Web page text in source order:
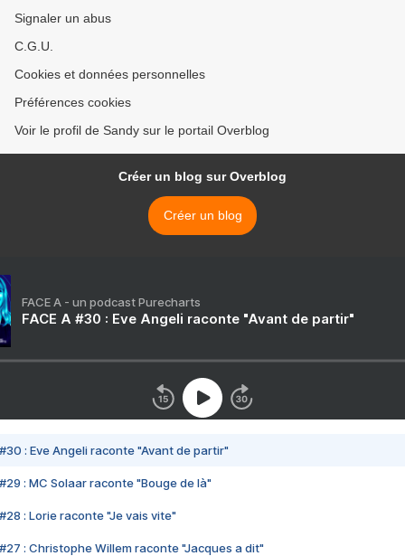
Signaler un abus
C.G.U.
Cookies et données personnelles
Préférences cookies
Voir le profil de Sandy sur le portail Overblog
Créer un blog sur Overblog
Créer un blog
FACE A - un podcast Purecharts
FACE A #30 : Eve Angeli raconte "Avant de partir"
#30 : Eve Angeli raconte "Avant de partir"
#29 : MC Solaar raconte "Bouge de là"
#28 : Lorie raconte "Je vais vite"
#27 : Christophe Willem raconte "Jacques a dit"